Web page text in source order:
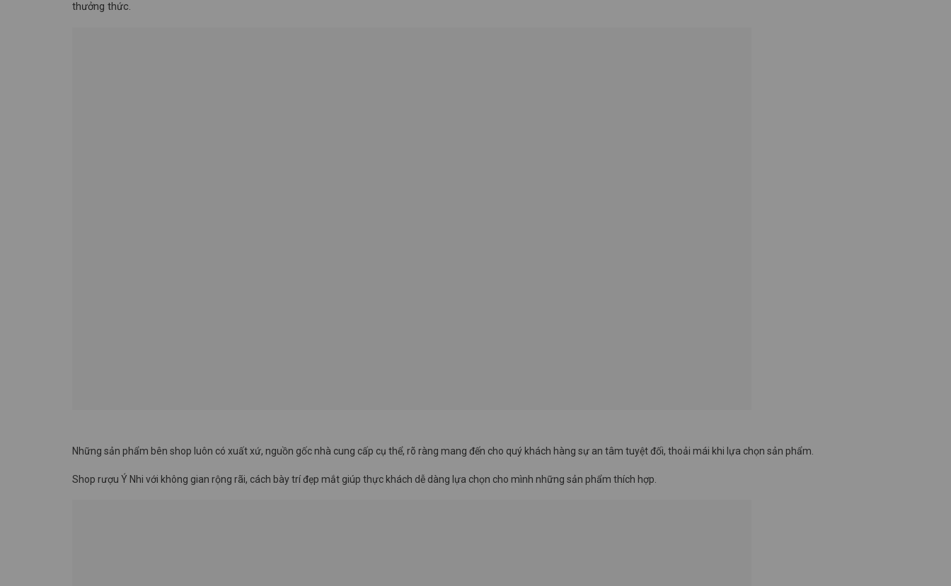
thưởng thức.
Những sản phẩm bên shop luôn có xuất xứ, nguồn gốc nhà cung cấp cụ thể, rõ ràng mang đến cho quý khách hàng sự an tâm tuyệt đối, thoải mái khi lựa chọn sản phẩm.
Shop rượu Ý Nhi với không gian rộng rãi, cách bày trí đẹp mắt giúp thực khách dễ dàng lựa chọn cho mình những sản phẩm thích hợp.